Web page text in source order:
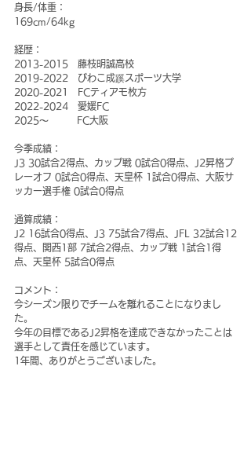
身長/体重：
169cm/64kg
経歴：
2013-2015　藤枝明誠高校
2019-2022　びわこ成蹊スポーツ大学
2020-2021　FCティアモ枚方
2022-2024　愛媛FC
2025～　　　FC大阪
今季成績：
J3 30試合2得点、カップ戦 0試合0得点、J2昇格プ
レーオフ 0試合0得点、天皇杯 1試合0得点、大阪サ
ッカー選手権 0試合0得点
通算成績：
J2 16試合0得点、J3 75試合7得点、JFL 32試合12
得点、関西1部 7試合2得点、カップ戦 1試合1得
点、天皇杯 5試合0得点
コメント：
今シーズン限りでチームを離れることになりまし
た。
今年の目標であるJ2昇格を達成できなかったことは
選手として責任を感じています。
1年間、ありがとうございました。